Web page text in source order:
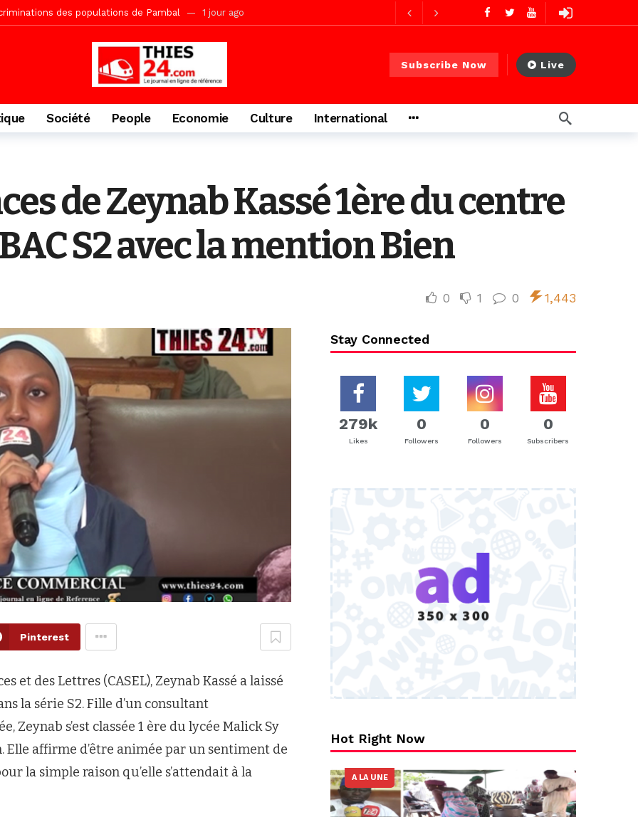
agricoles au Lycée Malick Sy de Thiès 2 jours ago
bénéficiaires de non-lieu et des prévenus renvoyés en procès
9.651 passagers, l’équivalent de 600 minibus
de Thiès, du dernier train en provenance de Touba 2 jours ago
l’initiateur du kurel 18 Safar a péri dans un accident 3 jours ago
Subscribe Now Live
Société People Economie Culture International
de Zeynab Kassé 1ère du centre
S2 avec la mention Bien
0 1 0 1,443
Pinterest
et des Lettres (CASEL), Zeynab Kassé a laissé
la série S2. Fille d’un consultant
s’est classée 1 ère du lycée Malick Sy
Elle affirme d’être animée par un sentiment de
la simple raison qu’elle s’attendait à la
Stay Connected
279k
Likes
0
Followers
0
Followers
0
Subscribers
Hot Right Now
A LA UNE